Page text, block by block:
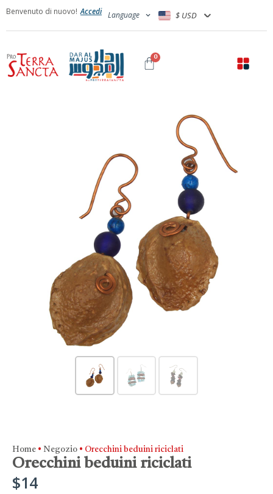
Benvenuto di nuovo! Accedi Language $ USD
0
Home • Negozio • Orecchini beduini riciclati
Orecchini beduini riciclati
$14